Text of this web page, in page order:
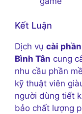
Kết Luận
Dịch vụ cài
Bình Tân cung
nhu cầu phần
kỹ thuật viên
người dùng tiết
bảo chất lượng